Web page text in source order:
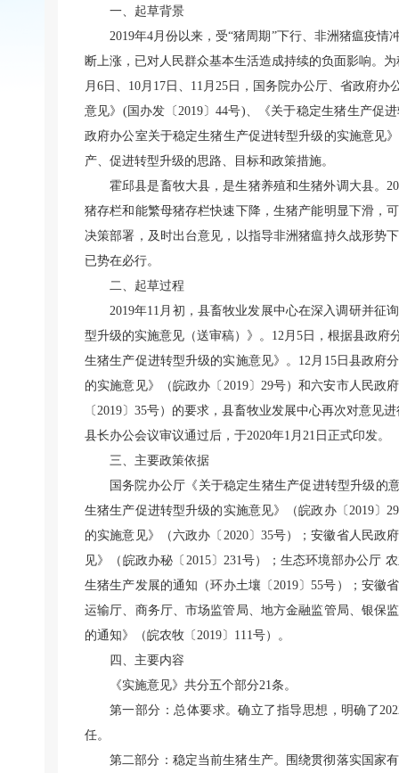
一、起草背景
2019年4月份以来，受“猪周期”下行、非洲猪瘟疫
断上涨，已对人民群众基本生活造成持续的负面影响。
月6日、10月17日、11月25日，国务院办公厅、省政府
意见》(国办发〔2019〕44号)、《关于稳定生猪生产促
政府办公室关于稳定生猪生产促进转型升级的实施意见
产、促进转型升级的思路、目标和政策措施。
霍邱县是畜牧大县，是生猪养殖和生猪外调大县。
猪存栏和能繁母猪存栏快速下降，生猪产能明显下滑，
决策部署，及时出台意见，以指导非洲猪瘟持久战形势
已势在必行。
二、起草过程
2019年11月初，县畜牧业发展中心在深入调研并征
型升级的实施意见（送审稿）》 。12月5日，根据县政府
生猪生产促进转型升级的实施意见》。12月15日县政府
的实施意见》（皖政办〔2019〕29号）和六安市人民政
〔2019〕35号）的要求，县畜牧业发展中心再次对意见
县长办公会议审议通过后，于2020年1月21日正式印发。
三、主要政策依据
国务院办公厅《关于稳定生猪生产促进转型升级的
生猪生产促进转型升级的实施意见》（皖政办〔2019〕
的实施意见》（六政办〔2020〕35号）；安徽省人民政
见》（皖政办秘〔2015〕231号）；生态环境部办公厅
生猪生产发展的通知（环办土壤〔2019〕55号）；安徽
运输厅、商务厅、市场监管局、地方金融监管局、银保
的通知》（皖农牧〔2019〕111号）。
四、主要内容
《实施意见》共分五个部分21条。
第一部分：总体要求。确立了指导思想，明确了
任。
第二部分：稳定当前生猪生产。围绕贯彻落实国家